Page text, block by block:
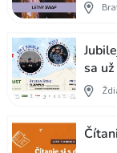
sa